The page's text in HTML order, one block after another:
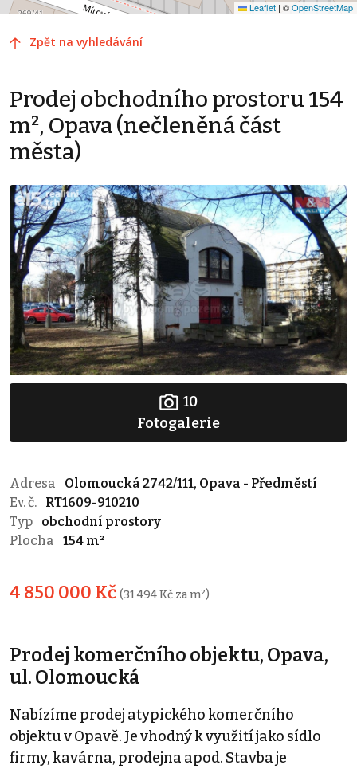
Leaflet | ©OpenStreetMap
Zpět na vyhledávání
Prodej obchodního prostoru 154
m², Opava (nečleněná část
města)
10
Fotogalerie
Adresa
Olomoucká 2742/111, Opava - Předměstí
Ev. č.
RT1609-910210
Typ
obchodní prostory
Plocha
154 m²
4 850 000 Kč (31 494 Kč za m²)
Prodej komerčního objektu, Opava,
ul. Olomoucká
Nabízíme prodej atypického komerčního
objektu v Opavě. Je vhodný k využití jako sídlo
firmy, kavárna, prodejna apod. Stavba je